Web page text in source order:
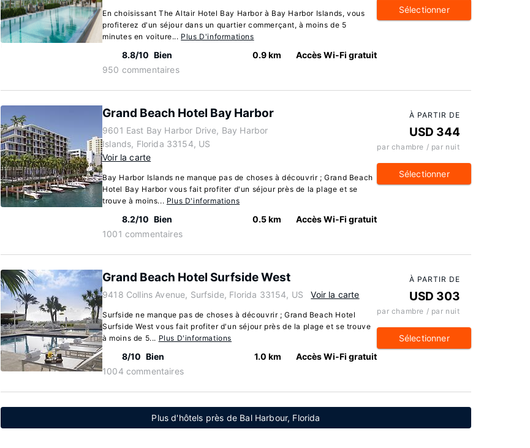
En choisissant The Altair Hotel Bay Harbor à Bay Harbor Islands, vous
profiterez d'un séjour dans un quartier commerçant, à moins de 5
minutes en voiture... Plus D'informations
8.8/10 Bien
950 commentaires
0.9 km Accès Wi-Fi gratuit
Sélectionner
Grand Beach Hotel Bay Harbor
9601 East Bay Harbor Drive, Bay Harbor
Islands, Florida 33154, US
Voir la carte
Bay Harbor Islands ne manque pas de choses à découvrir ; Grand Beach
Hotel Bay Harbor vous fait profiter d'un séjour près de la plage et se
trouve à moins... Plus D'informations
8.2/10 Bien
1001 commentaires
0.5 km Accès Wi-Fi gratuit
À PARTIR DE
USD 344
par chambre / par nuit
Sélectionner
Grand Beach Hotel Surfside West
9418 Collins Avenue, Surfside, Florida 33154, US Voir la carte
Surfside ne manque pas de choses à découvrir ; Grand Beach Hotel
Surfside West vous fait profiter d'un séjour près de la plage et se trouve
à moins de 5... Plus D'informations
8/10 Bien
1004 commentaires
1.0 km Accès Wi-Fi gratuit
À PARTIR DE
USD 303
par chambre / par nuit
Sélectionner
Plus d'hôtels près de Bal Harbour, Florida